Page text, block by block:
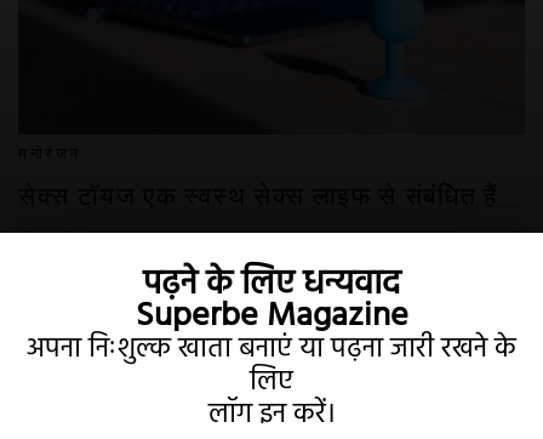
6 जुलाई 2022
पढ़ने के लिए धन्यवाद
Superbe Magazine
अपना निःशुल्क खाता बनाएं या पढ़ना जारी रखने के
लिए
लॉग इन करें।